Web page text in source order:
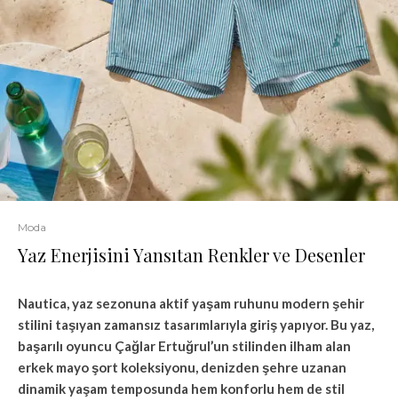
Moda
Yaz Enerjisini Yansıtan Renkler ve Desenler
Nautica, yaz sezonuna aktif yaşam ruhunu modern şehir
stilini taşıyan zamansız tasarımlarıyla giriş yapıyor. Bu yaz,
başarılı oyuncu Çağlar Ertuğrul’un stilinden ilham alan
erkek mayo şort koleksiyonu, denizden şehre uzanan
dinamik yaşam temposunda hem konforlu hem de stil